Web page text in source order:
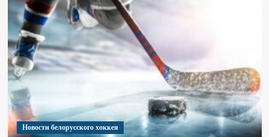
Новости белорусского хоккея